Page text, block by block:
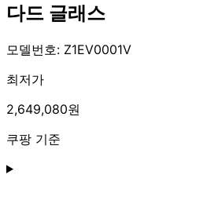
다드 글래스
모델번호: Z1EV0001V
최저가
2,649,080원
쿠팡 기준